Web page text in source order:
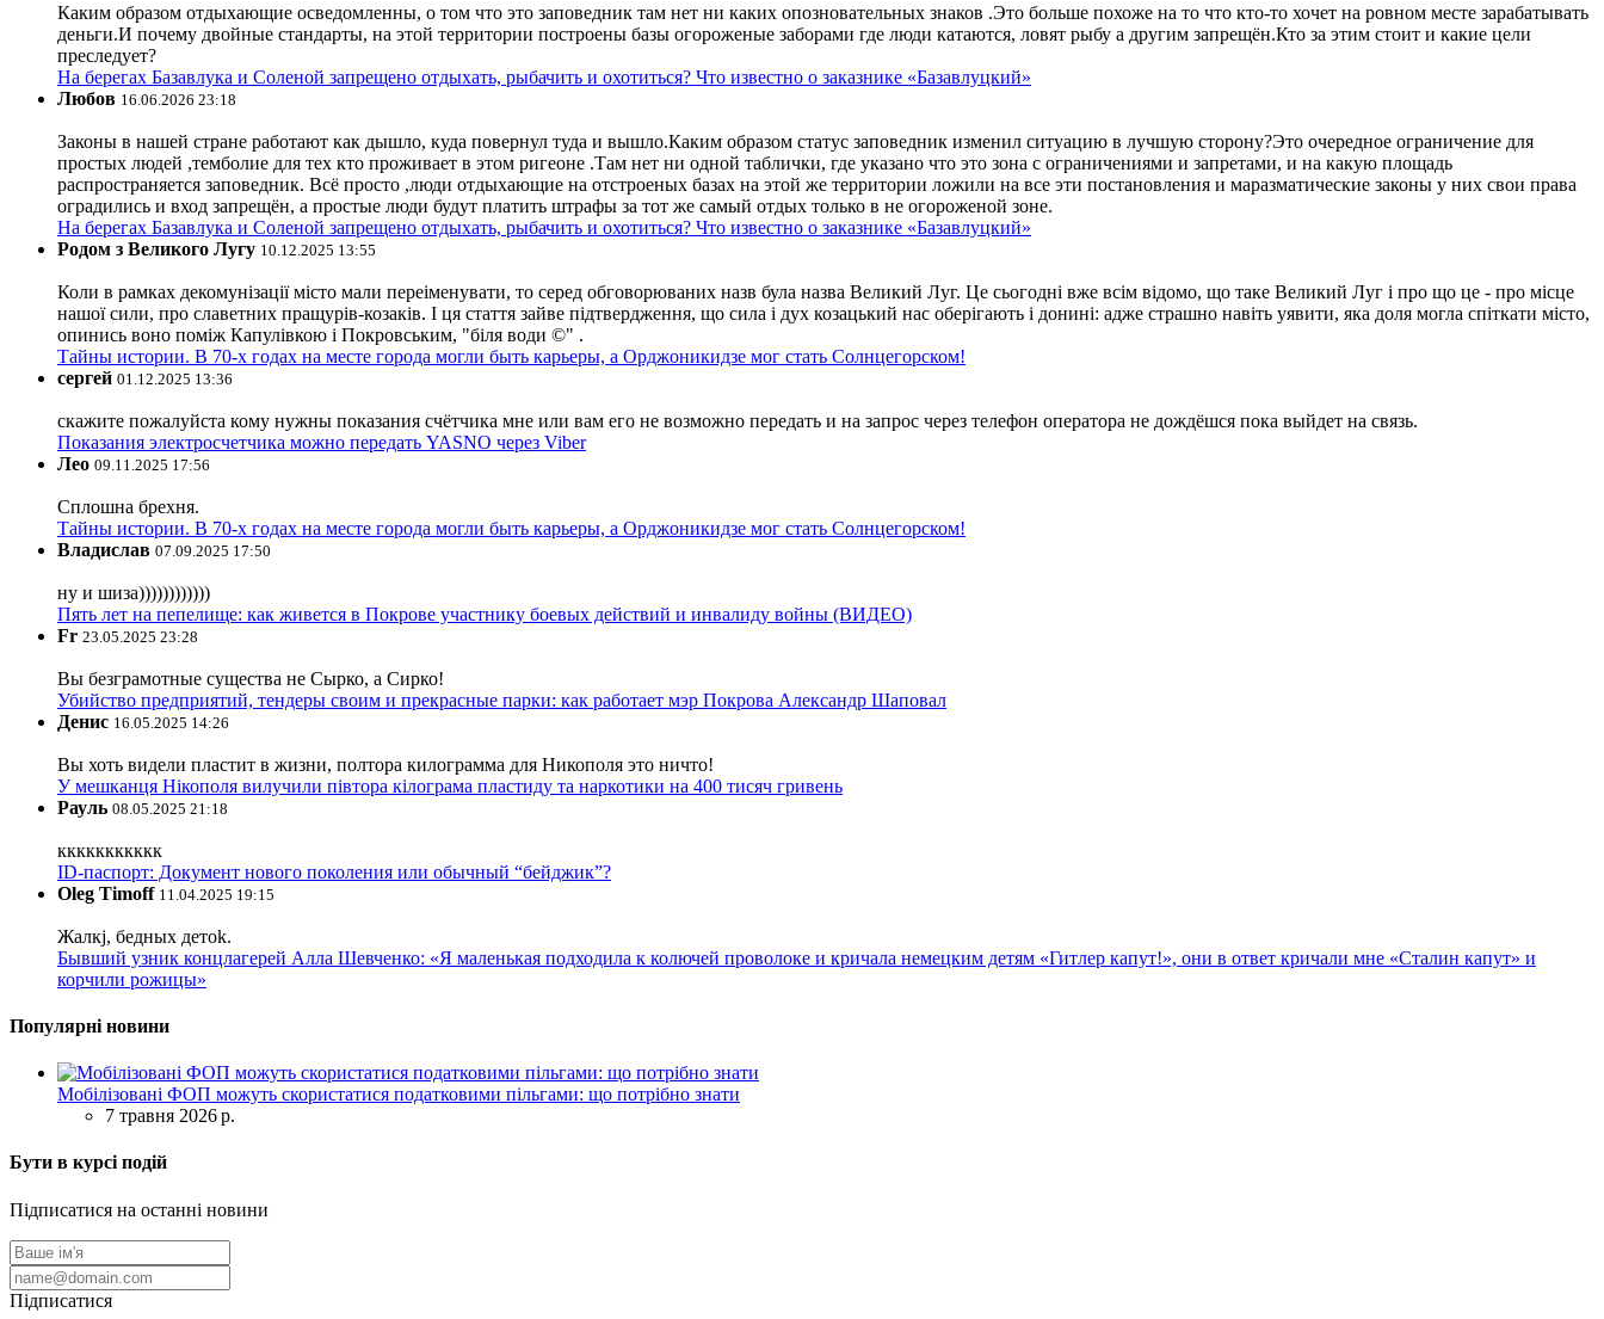
Каким образом отдыхающие осведомленны, о том что это заповедник там нет ни каких опозновательных знаков .Это больше похоже на то что кто-то хочет на ровном месте зарабатывать
деньги.И почему двойные стандарты, на этой территории построены базы огороженые заборами где люди катаются, ловят рыбу а другим запрещён.Кто за этим стоит и какие цели
преследует?
На берегах Базавлука и Соленой запрещено отдыхать, рыбачить и охотиться? Что известно о заказнике «Базавлуцкий»
Любов 16.06.2026 23:18
Законы в нашей стране работают как дышло, куда повернул туда и вышло.Каким образом статус заповедник изменил ситуацию в лучшую сторону?Это очередное ограничение для
простых людей ,темболие для тех кто проживает в этом ригеоне .Там нет ни одной таблички, где указано что это зона с ограничениями и запретами, и на какую площадь
распространяется заповедник. Всё просто ,люди отдыхающие на отстроеных базах на этой же территории ложили на все эти постановления и маразматические законы у них свои права
оградились и вход запрещён, а простые люди будут платить штрафы за тот же самый отдых только в не огороженой зоне.
На берегах Базавлука и Соленой запрещено отдыхать, рыбачить и охотиться? Что известно о заказнике «Базавлуцкий»
Родом з Великого Лугу 10.12.2025 13:55
Коли в рамках декомунізації місто мали переіменувати, то серед обговорюваних назв була назва Великий Луг. Це сьогодні вже всім відомо, що таке Великий Луг і про що це - про місце
нашої сили, про славетних пращурів-козаків. І ця стаття зайве підтвердження, що сила і дух козацький нас оберігають і донині: адже страшно навіть уявити, яка доля могла спіткати місто,
опинись воно поміж Капулівкою і Покровським, "біля води ©" .
Тайны истории. В 70-х годах на месте города могли быть карьеры, а Орджоникидзе мог стать Солнцегорском!
сергей 01.12.2025 13:36
скажите пожалуйста кому нужны показания счётчика мне или вам его не возможно передать и на запрос через телефон оператора не дождёшся пока выйдет на связь.
Показания электросчетчика можно передать YASNO через Viber
Лео 09.11.2025 17:56
Сплошна брехня.
Тайны истории. В 70-х годах на месте города могли быть карьеры, а Орджоникидзе мог стать Солнцегорском!
Владислав 07.09.2025 17:50
ну и шиза))))))))))))
Пять лет на пепелище: как живется в Покрове участнику боевых действий и инвалиду войны (ВИДЕО)
Fr 23.05.2025 23:28
Вы безграмотные существа не Сырко, а Сирко!
Убийство предприятий, тендеры своим и прекрасные парки: как работает мэр Покрова Александр Шаповал
Денис 16.05.2025 14:26
Вы хоть видели пластит в жизни, полтора килограмма для Никополя это ничто!
У мешканця Нікополя вилучили півтора кілограма пластиду та наркотики на 400 тисяч гривень
Рауль 08.05.2025 21:18
ккккккккккк
ID-паспорт: Документ нового поколения или обычный “бейджик”?
Oleg Timoff 11.04.2025 19:15
Жалкj, бедных детok.
Бывший узник концлагерей Алла Шевченко: «Я маленькая подходила к колючей проволоке и кричала немецким детям «Гитлер капут!», они в ответ кричали мне «Сталин капут» и
корчили рожицы»
Популярні новини
Мобілізовані ФОП можуть скористатися податковими пільгами: що потрібно знати
7 травня 2026 р.
Бути в курсі подій
Підписатися на останні новини
Підписатися